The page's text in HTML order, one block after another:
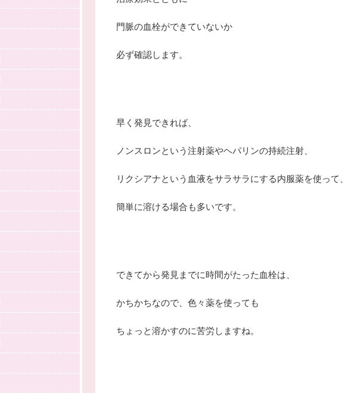
門脈の血栓ができていないか
必ず確認します。
早く発見できれば、
ノンスロンという注射薬やヘパリンの持続注射、
リクシアナという血液をサラサラにする内服薬を使って、
簡単に溶ける場合も多いです。
できてから発見までに時間がたった血栓は、
かちかちなので、色々薬を使っても
ちょっと溶かすのに苦労しますね。